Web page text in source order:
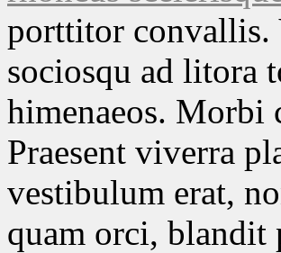
porttitor convallis.
sociosqu ad litora
himenaeos. Morbi
Praesent viverra
vestibulum erat,
quam orci, blandit